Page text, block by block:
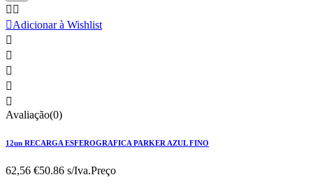
 
Adicionar à Wishlist





Avaliação(0)
12un RECARGA ESFEROGRAFICA PARKER AZUL FINO
62,56 €50.86 s/Iva.Preço